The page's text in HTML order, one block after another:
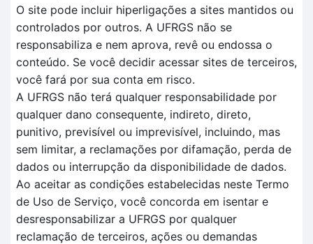
O site pode incluir hiperligações a sites mantidos ou
controlados por outros. A UFRGS não se
responsabiliza e nem aprova, revê ou endossa o
conteúdo. Se você decidir acessar sites de terceiros,
você fará por sua conta em risco.
A UFRGS não terá qualquer responsabilidade por
qualquer dano consequente, indireto, direto,
punitivo, previsível ou imprevisível, incluindo, mas
sem limitar, a reclamações por difamação, perda de
dados ou interrupção da disponibilidade de dados.
Ao aceitar as condições estabelecidas neste Termo
de Uso de Serviço, você concorda em isentar e
desresponsabilizar a UFRGS por qualquer
reclamação de terceiros, ações ou demandas